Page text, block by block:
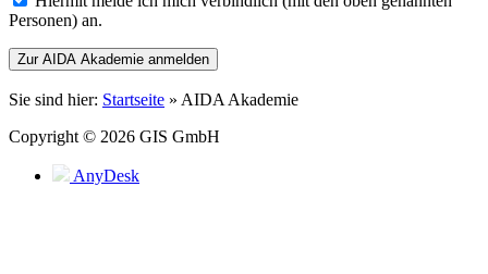
Personen) an.
lasse
Feld
Sie sind hier: Startseite » AIDA Akademie
Copyright © 2026 GIS GmbH
AnyDesk